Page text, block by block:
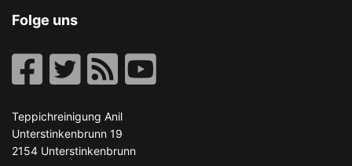
Folge uns
Teppichreinigung Anil
Unterstinkenbrunn 19
2154 Unterstinkenbrunn